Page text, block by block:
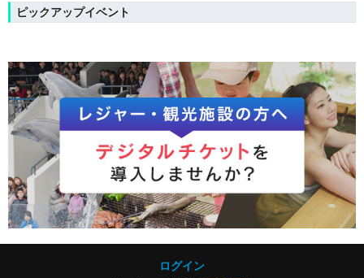
ピックアップイベント
ログイン